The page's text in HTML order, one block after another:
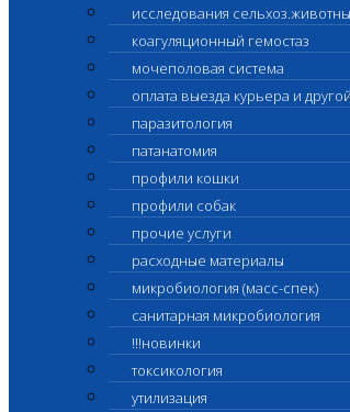
исследования
коагуляционный гемостаз
мочеполовая система
оплата выезда курьера и
паразитология
патанатомия
профили кошки
профили собак
прочие услуги
расходные материалы
микробиология (масс-спек)
санитарная микробиология
!!!новинки
токсикология
утилизация